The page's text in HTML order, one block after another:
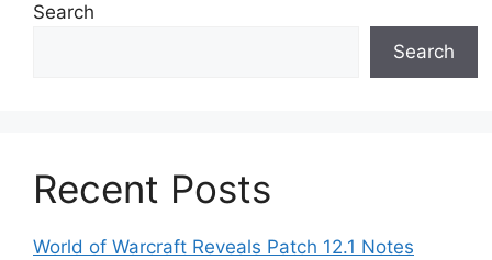
Search
Search
Recent Posts
World of Warcraft Reveals Patch 12.1 Notes